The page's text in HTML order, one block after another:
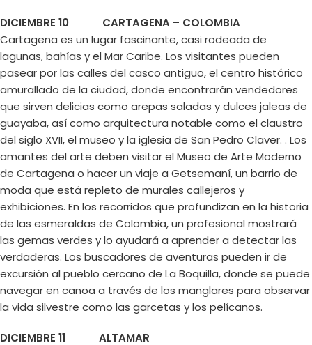
DICIEMBRE 10 CARTAGENA – COLOMBIA
Cartagena es un lugar fascinante, casi rodeada de
lagunas, bahías y el Mar Caribe. Los visitantes pueden
pasear por las calles del casco antiguo, el centro histórico
amurallado de la ciudad, donde encontrarán vendedores
que sirven delicias como arepas saladas y dulces jaleas de
guayaba, así como arquitectura notable como el claustro
del siglo XVII, el museo y la iglesia de San Pedro Claver. . Los
amantes del arte deben visitar el Museo de Arte Moderno
de Cartagena o hacer un viaje a Getsemaní, un barrio de
moda que está repleto de murales callejeros y
exhibiciones. En los recorridos que profundizan en la historia
de las esmeraldas de Colombia, un profesional mostrará
las gemas verdes y lo ayudará a aprender a detectar las
verdaderas. Los buscadores de aventuras pueden ir de
excursión al pueblo cercano de La Boquilla, donde se puede
navegar en canoa a través de los manglares para observar
la vida silvestre como las garcetas y los pelícanos.
DICIEMBRE 11 ALTAMAR